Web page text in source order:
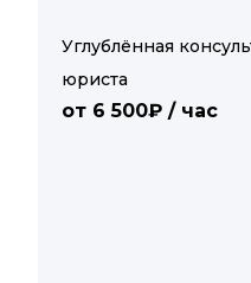
Углублённая
юриста
от 6 500₽ / час